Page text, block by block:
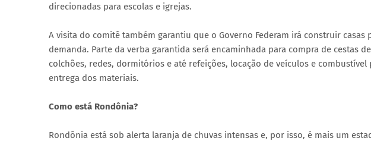
direcionadas para escolas e igrejas.
A visita do comitê também garantiu que o Governo Federam irá construir casas
demanda. Parte da verba garantida será encaminhada para compra de cestas
colchões, redes, dormitórios e até refeições, locação de veículos e
entrega dos materiais.
Como está Rondônia?
Rondônia está sob alerta laranja de chuvas intensas e, por isso, é mais um